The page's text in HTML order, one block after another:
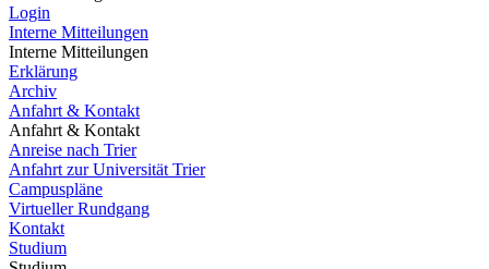
Login
Interne Mitteilungen
Interne Mitteilungen
Erklärung
Archiv
Anfahrt & Kontakt
Anfahrt & Kontakt
Anreise nach Trier
Anfahrt zur Universität Trier
Campuspläne
Virtueller Rundgang
Kontakt
Studium